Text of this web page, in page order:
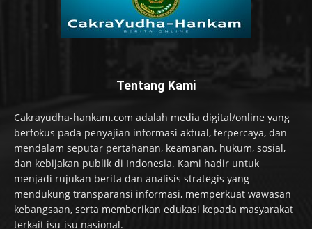
Tentang Kami
Cakrayudha-hankam.com adalah media digital/online yang
berfokus pada penyajian informasi aktual, terpercaya, dan
mendalam seputar pertahanan, keamanan, hukum, sosial,
dan kebijakan publik di Indonesia. Kami hadir untuk
menjadi rujukan berita dan analisis strategis yang
mendukung transparansi informasi, memperkuat wawasan
kebangsaan, serta memberikan edukasi kepada masyarakat
terkait isu-isu nasional.